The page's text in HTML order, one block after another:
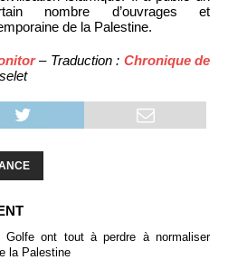
nombre d’ouvrages et
de la Palestine.
– Traduction : Chronique de
Golfe ont tout à perdre à normaliser
la Palestine